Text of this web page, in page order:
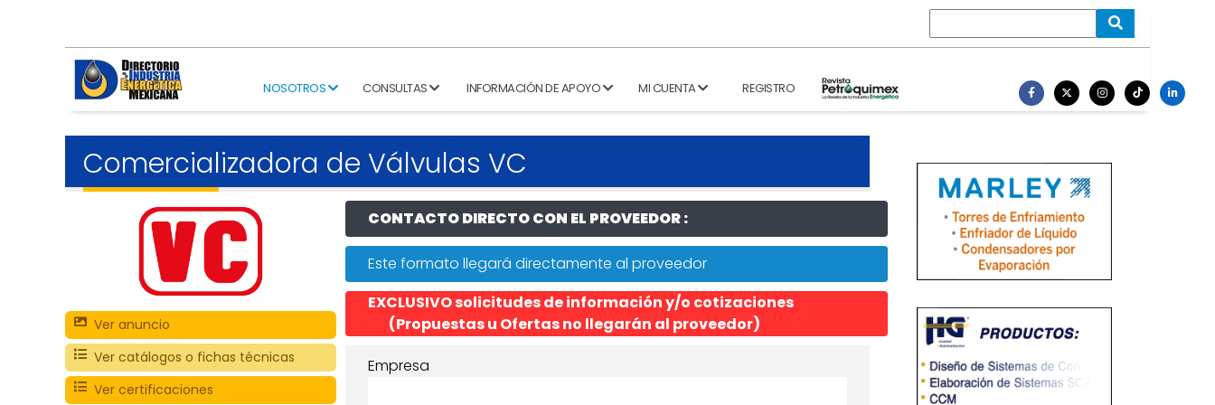
NOSOTROS CONSULTAS INFORMACIÓN DE APOYO MI CUENTA REGISTRO
Comercializadora de Válvulas VC
Ver anuncio
Ver catálogos o fichas técnicas
Ver certificaciones
CONTACTO DIRECTO CON EL PROVEEDOR :
Este formato llegará directamente al proveedor
EXCLUSIVO solicitudes de información y/o cotizaciones
(Propuestas u Ofertas no llegarán al proveedor)
Empresa